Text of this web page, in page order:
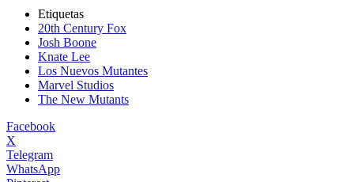
Etiquetas
20th Century Fox
Josh Boone
Knate Lee
Los Nuevos Mutantes
Marvel Studios
The New Mutants
Facebook
X
Telegram
WhatsApp